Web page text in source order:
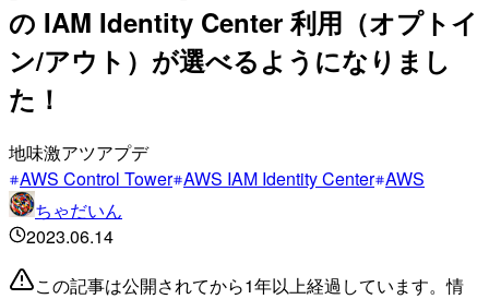
の IAM Identity Center 利用（オプトイ
ン/アウト）が選べるようになりまし
た！
地味激アツアプデ
AWS Control Tower AWS IAM Identity Center AWS
ちゃだいん
2023.06.14
この記事は公開されてから1年以上経過しています。情